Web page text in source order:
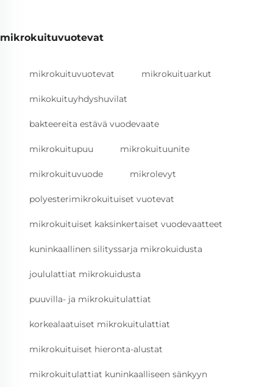
mikrokuituvuotevat
mikrokuituvuotevat mikrokuituarkut
mikokuituyhdyshuvilat
bakteereita estävä vuodevaate
mikrokuitupuu mikrokuituunite
mikrokuituvuode mikrolevyt
polyesterimikrokuituiset vuotevat
mikrokuituiset kaksinkertaiset vuodevaatteet
kuninkaallinen silityssarja mikrokuidusta
joululattiat mikrokuidusta
puuvilla- ja mikrokuitulattiat
korkealaatuiset mikrokuitulattiat
mikrokuituiset hieronta-alustat
mikrokuitulattiat kuninkaalliseen sänkyyn